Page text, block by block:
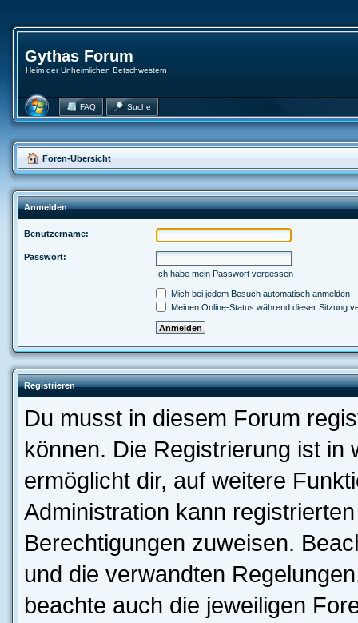
Gythas Forum
Heim der Unheimlichen Betschwestern
FAQ Suche
Foren-Übersicht
Anmelden
Benutzername:
Passwort:
Ich habe mein Passwort vergessen
Mich bei jedem Besuch automatisch anmelden
Meinen Online-Status während dieser Sitzung
Registrieren
Du musst in diesem Forum
können. Die Registrierung ist in
ermöglicht dir, auf weitere
Administration kann
Berechtigungen zuweisen.
und die verwandten
beachte auch die jeweiligen